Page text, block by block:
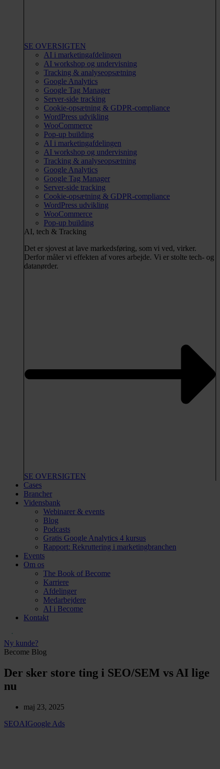
SE OVERSIGTEN
AI i marketingafdelingen
AI workshop og undervisning
Tracking & analyseopsætning
Google Analytics
Google Tag Manager
Server-side tracking
Cookie-opsætning & GDPR-compliance
WordPress udvikling
WooCommerce
Pop-up building
AI i marketingafdelingen
AI workshop og undervisning
Tracking & analyseopsætning
Google Analytics
Google Tag Manager
Server-side tracking
Cookie-opsætning & GDPR-compliance
WordPress udvikling
WooCommerce
Pop-up building
AI, tech & Tracking
Det er sjovest at lave markedsføring, som vi ved, virker.
Derfor måler vi effekten af vores arbejde. Vi er stolte tech- og
datanørder.
SE OVERSIGTEN
Cases
Brancher
Vidensbank
Webinarer & events
Blog
Podcasts
Gratis Google Analytics 4 kursus
Rapport: Rekruttering i marketingbranchen
Events
Om os
The Book of Become
Karriere
Afdelinger
Medarbejdere
AI i Become
Kontakt
Ny kunde?
Become Blog
Der sker store ting i SEO/SEM vs AI lige
nu
maj 23, 2025
SEOAIGoogle Ads